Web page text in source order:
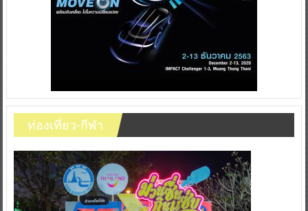
ท่องเที่ยว-กีฬา